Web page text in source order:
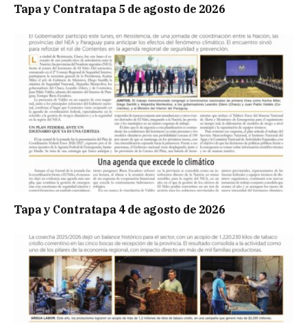
Tapa y Contratapa 5 de agosto de 2026
Tapa y Contratapa 4 de agosto de 2026